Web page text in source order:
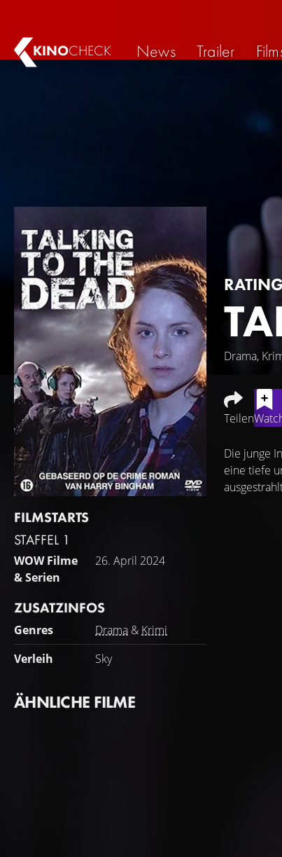
KINOCHECK News Trailer
Drama,
FILMSTARTS
STAFFEL 1
WOW Filme
& Serien
26. April 2024
ZUSATZINFOS
Genres Drama & Krimi
Verleih
Sky
Teilen
Die junge
eine tiefe
ÄHNLICHE FILME